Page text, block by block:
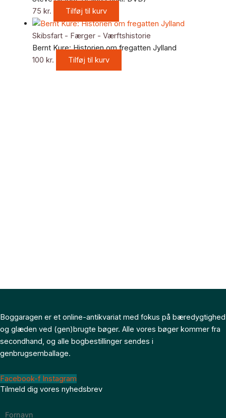
75 kr. Tilføj til kurv
Skibsfart - Færger - Værftshistorie
Bernt Kure: Historien om fregatten Jylland
100 kr. Tilføj til kurv
Boggaragen er et online-antikvariat med fokus på bæredygtighed
og glæden ved (gen)brugte bøger. Alle vores bøger kommer fra
secondhand, og alle bogbestillinger sendes i
genbrugsemballage.
Facebook-f Instagram
Tilmeld dig vores nyhedsbrev